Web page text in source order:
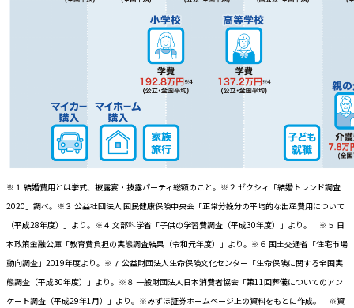
※１ 結婚費用とは挙式、披露宴・披露パーティ総額のこと。※２ ゼクシィ「結婚トレンド調査
2020」調べ。※３ 公益社団法人 国民健康保険中央会「正常分娩分の平均的な出産費用について
（平成28年度）」より。※４ 文部科学省「子供の学習費調査（平成30年度）」より。 ※５ 日
本政策金融公庫「教育費負担の実態調査結果（令和元年度）」より。※６ 国土交通省「住宅市場
動向調査」2019年度より。※７ 公益財団法人生命保険文化センター「生命保険に関する全国実
態調査（平成30年度）」より。※８ 一般財団法人日本消費者協会「第11回葬儀についてのアン
ケート調査（平成29年1月）」より。※みずほ証券ホームページ上の資料をもとに作成。 ※資